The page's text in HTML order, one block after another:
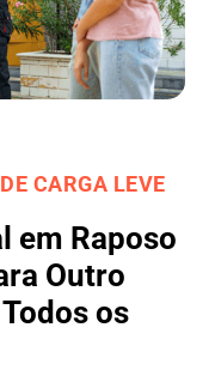
CARGA LEVE
em Raposo
Outro
os